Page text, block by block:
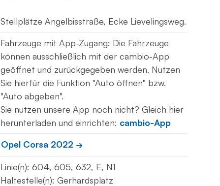
Stellplätze Angelbisstraße, Ecke Lievelingsweg.
Fahrzeuge mit App-Zugang: Die Fahrzeuge
können ausschließlich mit der cambio-App
geöffnet und zurückgegeben werden. Nutzen
Sie hierfür die Funktion "Auto öffnen" bzw.
"Auto abgeben".
Sie nutzen unsere App noch nicht? Gleich hier
herunterladen und einrichten: cambio-App
Opel Corsa 2022
Linie(n): 604, 605, 632, E, N1
Haltestelle(n): Gerhardsplatz